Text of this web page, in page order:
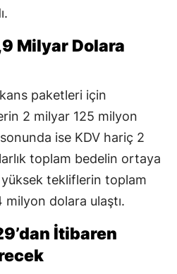
Milyar Dolara
paketleri için
2 milyar 125 milyon
ise KDV hariç 2
toplam bedelin ortaya
yüksek tekliflerin toplam
dolara ulaştı.
İtibaren